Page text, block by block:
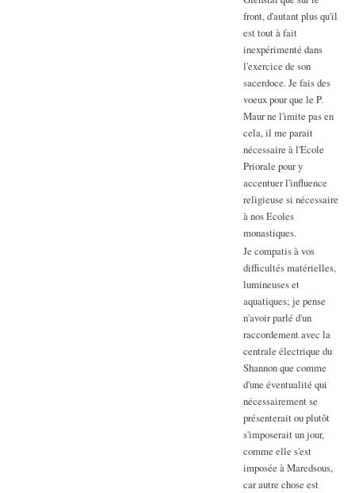
front, d'autant plus qu'il
est tout à fait
inexpérimenté dans
l'exercice de son
sacerdoce. Je fais des
voeux pour que le P.
Maur ne l'imite pas en
cela, il me parait
nécessaire à l'Ecole
Priorale pour y
accentuer l'influence
religieuse si nécessaire
à nos Ecoles
monastiques.
Je compatis à vos
difficultés matérielles,
lumineuses et
aquatiques; je pense
n'avoir parlé d'un
raccordement avec la
centrale électrique du
Shannon que comme
d'une éventualité qui
nécessairement se
présenterait ou plutôt
s'imposerait un jour,
comme elle s'est
imposée à Maredsous,
car autre chose est